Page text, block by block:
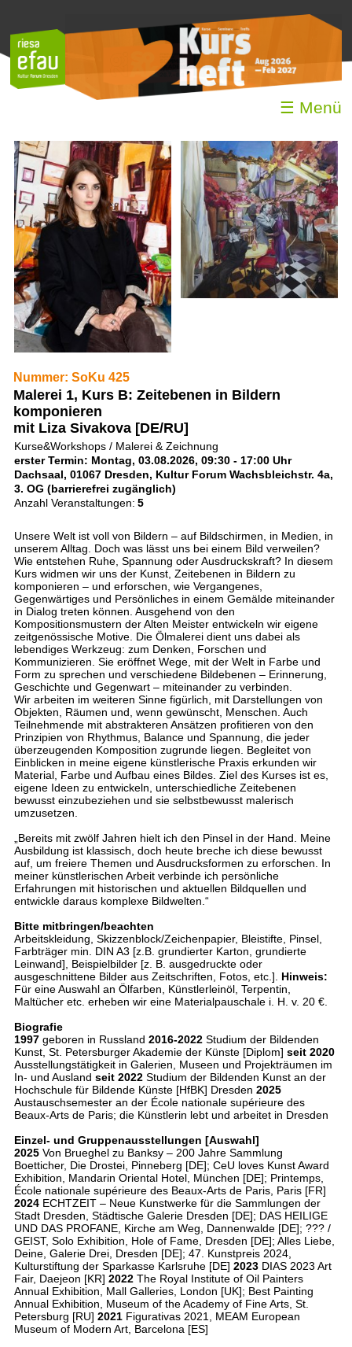
☰ Menü
Nummer: SoKu 425
Malerei 1, Kurs B: Zeitebenen in Bildern
komponieren
mit Liza Sivakova [DE/RU]
Kurse&Workshops / Malerei & Zeichnung
erster Termin: Montag, 03.08.2026, 09:30 - 17:00 Uhr
Dachsaal, 01067 Dresden, Kultur Forum Wachsbleichstr. 4a,
3. OG (barrierefrei zugänglich)
Anzahl Veranstaltungen: 5
Unsere Welt ist voll von Bildern – auf Bildschirmen, in Medien, in
unserem Alltag. Doch was lässt uns bei einem Bild verweilen?
Wie entstehen Ruhe, Spannung oder Ausdruckskraft? In diesem
Kurs widmen wir uns der Kunst, Zeitebenen in Bildern zu
komponieren – und erforschen, wie Vergangenes,
Gegenwärtiges und Persönliches in einem Gemälde miteinander
in Dialog treten können. Ausgehend von den
Kompositionsmustern der Alten Meister entwickeln wir eigene
zeitgenössische Motive. Die Ölmalerei dient uns dabei als
lebendiges Werkzeug: zum Denken, Forschen und
Kommunizieren. Sie eröffnet Wege, mit der Welt in Farbe und
Form zu sprechen und verschiedene Bildebenen – Erinnerung,
Geschichte und Gegenwart – miteinander zu verbinden.
Wir arbeiten im weiteren Sinne figürlich, mit Darstellungen von
Objekten, Räumen und, wenn gewünscht, Menschen. Auch
Teilnehmende mit abstrakteren Ansätzen profitieren von den
Prinzipien von Rhythmus, Balance und Spannung, die jeder
überzeugenden Komposition zugrunde liegen. Begleitet von
Einblicken in meine eigene künstlerische Praxis erkunden wir
Material, Farbe und Aufbau eines Bildes. Ziel des Kurses ist es,
eigene Ideen zu entwickeln, unterschiedliche Zeitebenen
bewusst einzubeziehen und sie selbstbewusst malerisch
umzusetzen.
„Bereits mit zwölf Jahren hielt ich den Pinsel in der Hand. Meine
Ausbildung ist klassisch, doch heute breche ich diese bewusst
auf, um freiere Themen und Ausdrucksformen zu erforschen. In
meiner künstlerischen Arbeit verbinde ich persönliche
Erfahrungen mit historischen und aktuellen Bildquellen und
entwickle daraus komplexe Bildwelten.“
Bitte mitbringen/beachten
Arbeitskleidung, Skizzenblock/Zeichenpapier, Bleistifte, Pinsel,
Farbträger min. DIN A3 [z.B. grundierter Karton, grundierte
Leinwand], Beispielbilder [z. B. ausgedruckte oder
ausgeschnittene Bilder aus Zeitschriften, Fotos, etc.]. Hinweis:
Für eine Auswahl an Ölfarben, Künstlerleinöl, Terpentin,
Maltücher etc. erheben wir eine Materialpauschale i. H. v. 20 €.
Biografie
1997geboren in Russland 2016-2022Studium der Bildenden
Kunst, St. Petersburger Akademie der Künste [Diplom] seit 2020
Ausstellungstätigkeit in Galerien, Museen und Projekträumen im
In- und Ausland seit 2022Studium der Bildenden Kunst an der
Hochschule für Bildende Künste [HfBK] Dresden 2025
Austauschsemester an der École nationale supérieure des
Beaux-Arts de Paris; die Künstlerin lebt und arbeitet in Dresden
Einzel- und Gruppenausstellungen [Auswahl]
2025Von Brueghel zu Banksy – 200 Jahre Sammlung
Boetticher, Die Drostei, Pinneberg [DE]; CeU loves Kunst Award
Exhibition, Mandarin Oriental Hotel, München [DE]; Printemps,
École nationale supérieure des Beaux-Arts de Paris, Paris [FR]
2024ECHTZEIT – Neue Kunstwerke für die Sammlungen der
Stadt Dresden, Städtische Galerie Dresden [DE]; DAS HEILIGE
UND DAS PROFANE, Kirche am Weg, Dannenwalde [DE]; ??? /
GEIST, Solo Exhibition, Hole of Fame, Dresden [DE]; Alles Liebe,
Deine, Galerie Drei, Dresden [DE]; 47. Kunstpreis 2024,
Kulturstiftung der Sparkasse Karlsruhe [DE] 2023DIAS 2023 Art
Fair, Daejeon [KR] 2022The Royal Institute of Oil Painters
Annual Exhibition, Mall Galleries, London [UK]; Best Painting
Annual Exhibition, Museum of the Academy of Fine Arts, St.
Petersburg [RU] 2021Figurativas 2021, MEAM European
Museum of Modern Art, Barcelona [ES]